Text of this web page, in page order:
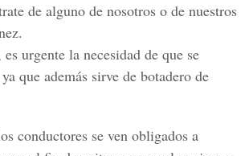
de alguno de nosotros o de nuestros
urgente la necesidad de que se
que además sirve de botadero de
conductores se ven obligados a